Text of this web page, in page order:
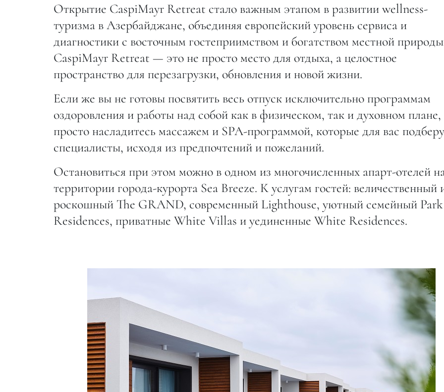
Открытие CaspiMayr Retreat стало важным этапом в развитии wellness-
туризма в Азербайджане, объединяя европейский уровень сервиса и
диагностики с восточным гостеприимством и богатством местной
CaspiMayr Retreat — это не просто место для отдыха, а целостное
пространство для перезагрузки, обновления и новой жизни.
Если же вы не готовы посвятить весь отпуск исключительно программам
оздоровления и работы над собой как в физическом, так и духовном плане,
просто насладитесь массажем и SPA-программой, которые для вас
специалисты, исходя из предпочтений и пожеланий.
Остановиться при этом можно в одном из многочисленных апарт-отелей
территории города-курорта Sea Breeze. К услугам гостей: величественный
роскошный The GRAND, современный Lighthouse, уютный семейный Park
Residences, приватные White Villas и уединенные White Residences.